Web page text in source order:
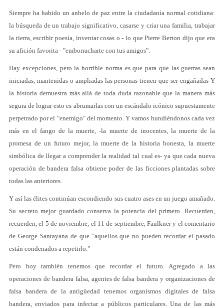
Siempre ha habido un anhelo de paz entre la ciudadanía normal cotidiana:
la búsqueda de un trabajo significativo, casarse y criar una familia, trabajar
la tierra, escribir poesía, inventar cosas o - lo que Pierre Berton dijo que era
su afición favorita - "emborracharte con tus amigos".
Hay excepciones, pero la horrible norma es que para que las guerras sean
iniciadas, mantenidas o ampliadas las personas tienen que ser engañadas Y
la historia demuestra más allá de toda duda razonable que la manera más
segura de lograr esto es abrumarlas con un escándalo icónico supuestamente
perpetrado por el "enemigo" del momento. Y vamos hundiéndonos cada vez
más en el fango de la muerte, -la muerte de inocentes, la muerte de la
promesa de un futuro mejor, la muerte de la historia honesta, la muerte
simbólica de llegar a comprender la realidad tal cual es- ya que cada nueva
operación de bandera falsa obtiene poder de las ficciones plantadas sobre
todas las anteriores.
Y así las élites continúan escondiendo sus cuatro ases en un juego amañado.
Su secreto mejor guardado conserva la potencia del primero. Recuerden,
recuerden, el 5 de noviembre, el 11 de septiembre, Faulkner y el comentario
de George Santayana de que "aquellos que no pueden recordar el pasado
están condenados a repetirlo."
Pero hoy también tenemos que recordar el futuro. Agregado a las
operaciones de bandera falsa, agentes de falsa bandera y organizaciones de
falsa bandera de la antigüedad tenemos organismos digitales de falsa
bandera, enviados para infectar a públicos particulares. Una de las más